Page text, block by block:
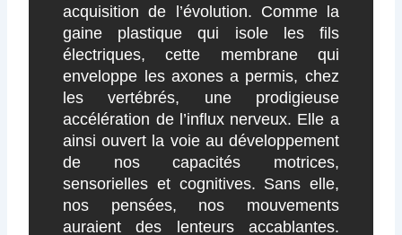
acquisition de l’évolution. Comme la
gaine plastique qui isole les fils
électriques, cette membrane qui
enveloppe les axones a permis, chez
les vertébrés, une prodigieuse
accélération de l’influx nerveux. Elle a
ainsi ouvert la voie au développement
de nos capacités motrices,
sensorielles et cognitives. Sans elle,
nos pensées, nos mouvements
auraient des lenteurs accablantes.